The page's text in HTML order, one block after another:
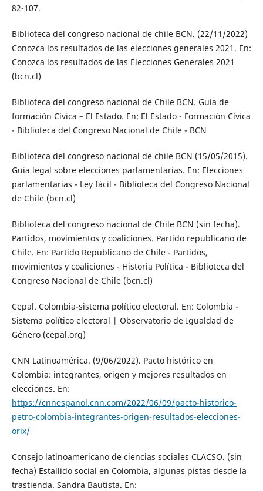
82-107.
Biblioteca del congreso nacional de chile BCN. (22/11/2022)
Conozca los resultados de las elecciones generales 2021. En:
Conozca los resultados de las Elecciones Generales 2021
(bcn.cl)
Biblioteca del congreso nacional de Chile BCN. Guía de
formación Cívica – El Estado. En: El Estado - Formación Cívica
- Biblioteca del Congreso Nacional de Chile - BCN
Biblioteca del congreso nacional de chile BCN (15/05/2015).
Guia legal sobre elecciones parlamentarias. En: Elecciones
parlamentarias - Ley fácil - Biblioteca del Congreso Nacional
de Chile (bcn.cl)
Biblioteca del congreso nacional de Chile BCN (sin fecha).
Partidos, movimientos y coaliciones. Partido republicano de
Chile. En: Partido Republicano de Chile - Partidos,
movimientos y coaliciones - Historia Política - Biblioteca del
Congreso Nacional de Chile (bcn.cl)
Cepal. Colombia-sistema político electoral. En: Colombia -
Sistema político electoral | Observatorio de Igualdad de
Género (cepal.org)
CNN Latinoamérica. (9/06/2022). Pacto histórico en
Colombia: integrantes, origen y mejores resultados en
elecciones. En:
https://cnnespanol.cnn.com/2022/06/09/pacto-historico-
petro-colombia-integrantes-origen-resultados-elecciones-
orix/
Consejo latinoamericano de ciencias sociales CLACSO. (sin
fecha) Estallido social en Colombia, algunas pistas desde la
trastienda. Sandra Bautista. En: